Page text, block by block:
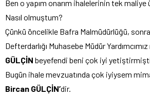
Ben o yapım onarım ihalelerinin tek maliye
Nasıl olmuştum?
Çünkü öncelikle Bafra Malmüdürlüğü,
Defterdarlığı Muhasebe Müdür
GÜLÇİN beyefendi beni çok iyi
Bugün ihale mevzuatında çok iyiysem
Bircan GÜLÇİN’dir.